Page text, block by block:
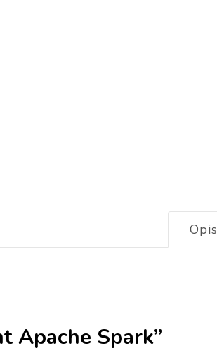
Opis
Apache Spark”